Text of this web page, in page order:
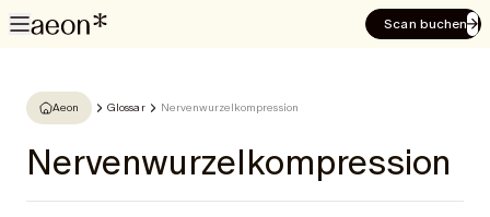
Scan buchen
Aeon Glossar Nervenwurzelkompression
Nervenwurzelkompression